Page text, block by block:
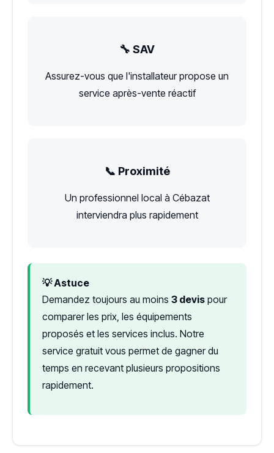
🔧 SAV
Assurez-vous que l'installateur propose un
service après-vente réactif
📞 Proximité
Un professionnel local à Cébazat
interviendra plus rapidement
💡 Astuce
Demandez toujours au moins 3 devis pour
comparer les prix, les équipements
proposés et les services inclus. Notre
service gratuit vous permet de gagner du
temps en recevant plusieurs propositions
rapidement.